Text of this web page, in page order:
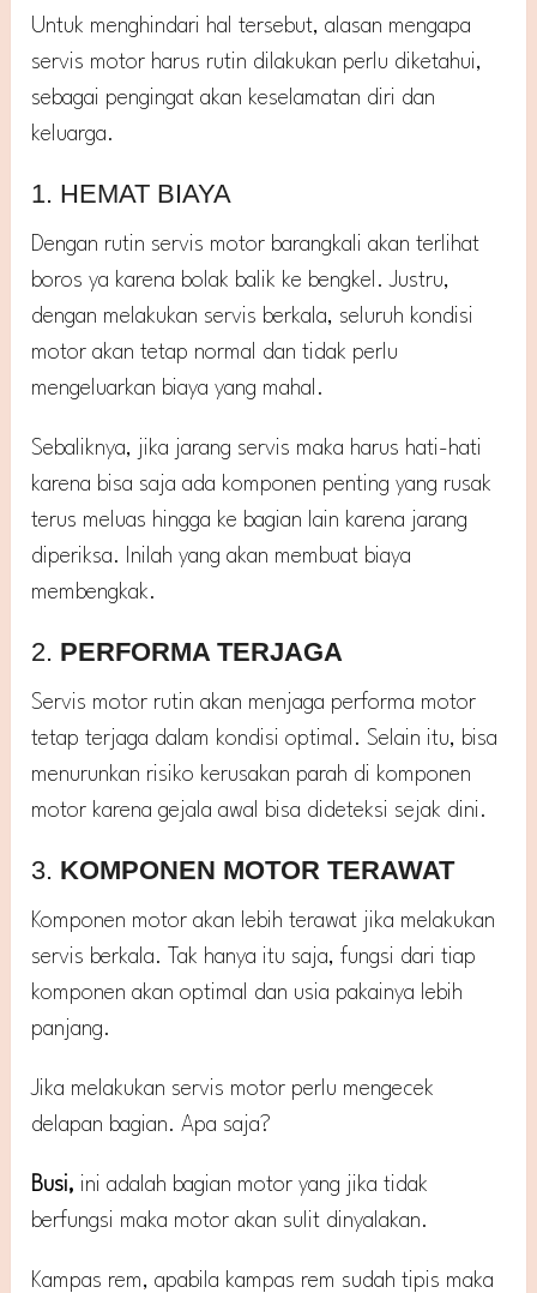
Untuk menghindari hal tersebut, alasan mengapa
servis motor harus rutin dilakukan perlu diketahui,
sebagai pengingat akan keselamatan diri dan
keluarga.
1. HEMAT BIAYA
Dengan rutin servis motor barangkali akan terlihat
boros ya karena bolak balik ke bengkel. Justru,
dengan melakukan servis berkala, seluruh kondisi
motor akan tetap normal dan tidak perlu
mengeluarkan biaya yang mahal.
Sebaliknya, jika jarang servis maka harus hati-hati
karena bisa saja ada komponen penting yang rusak
terus meluas hingga ke bagian lain karena jarang
diperiksa. Inilah yang akan membuat biaya
membengkak.
2. PERFORMA TERJAGA
Servis motor rutin akan menjaga performa motor
tetap terjaga dalam kondisi optimal. Selain itu, bisa
menurunkan risiko kerusakan parah di komponen
motor karena gejala awal bisa dideteksi sejak dini.
3. KOMPONEN MOTOR TERAWAT
Komponen motor akan lebih terawat jika melakukan
servis berkala. Tak hanya itu saja, fungsi dari tiap
komponen akan optimal dan usia pakainya lebih
panjang.
Jika melakukan servis motor perlu mengecek
delapan bagian. Apa saja?
Busi, ini adalah bagian motor yang jika tidak
berfungsi maka motor akan sulit dinyalakan.
Kampas rem, apabila kampas rem sudah tipis maka